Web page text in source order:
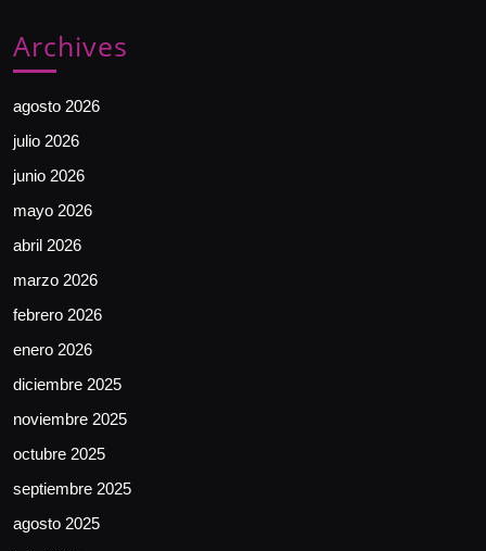
Archives
agosto 2026
julio 2026
junio 2026
mayo 2026
abril 2026
marzo 2026
febrero 2026
enero 2026
diciembre 2025
noviembre 2025
octubre 2025
septiembre 2025
agosto 2025